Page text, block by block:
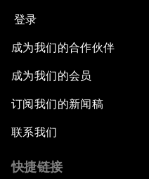
登录
成为我们的合作伙伴
成为我们的会员
订阅我们的新闻稿
联系我们
快捷链接